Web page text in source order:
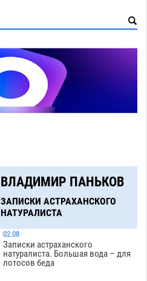
ВЛАДИМИР ПАНЬКОВ
ЗАПИСКИ АСТРАХАНСКОГО
НАТУРАЛИСТА
02.08
Записки астраханского
натуралиста. Большая вода – для
лотосов беда